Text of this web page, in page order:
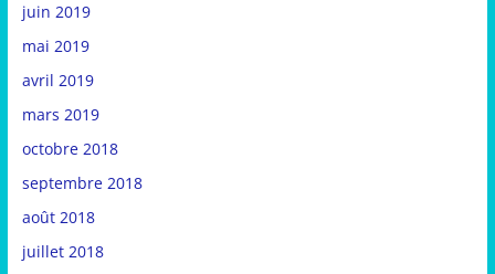
juin 2019
mai 2019
avril 2019
mars 2019
octobre 2018
septembre 2018
août 2018
juillet 2018